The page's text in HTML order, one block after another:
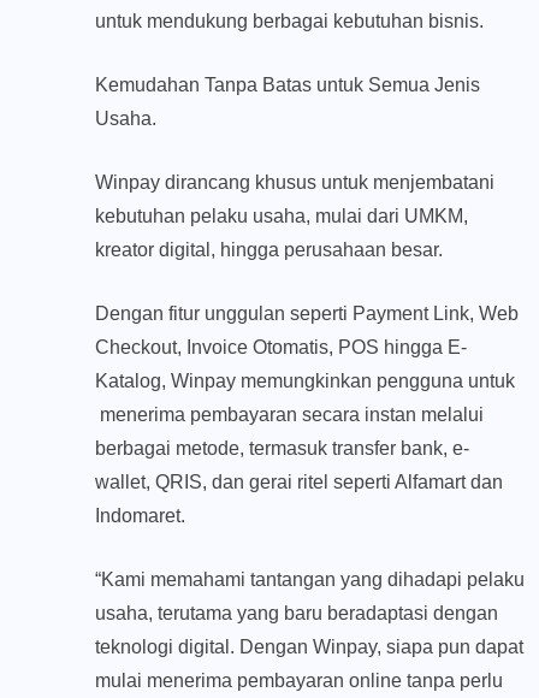
untuk mendukung berbagai kebutuhan bisnis.
Kemudahan Tanpa Batas untuk Semua Jenis
Usaha.
Winpay dirancang khusus untuk menjembatani
kebutuhan pelaku usaha, mulai dari UMKM,
kreator digital, hingga perusahaan besar.
Dengan fitur unggulan seperti Payment Link, Web
Checkout, Invoice Otomatis, POS hingga E-
Katalog, Winpay memungkinkan pengguna untuk
menerima pembayaran secara instan melalui
berbagai metode, termasuk transfer bank, e-
wallet, QRIS, dan gerai ritel seperti Alfamart dan
Indomaret.
“Kami memahami tantangan yang dihadapi pelaku
usaha, terutama yang baru beradaptasi dengan
teknologi digital. Dengan Winpay, siapa pun dapat
mulai menerima pembayaran online tanpa perlu